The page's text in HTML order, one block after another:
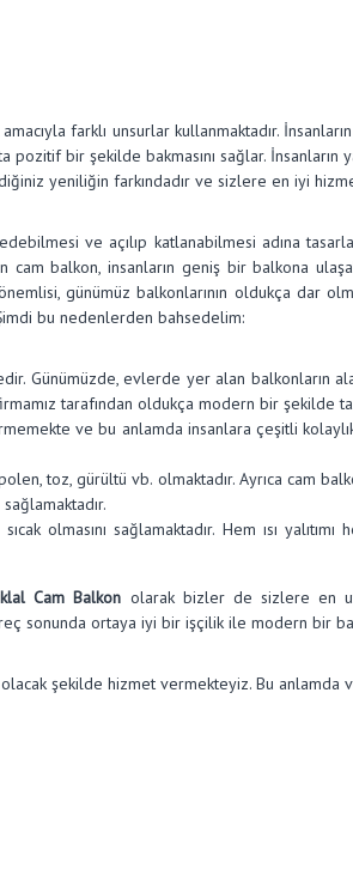
farklı unsurlar kullanmaktadır.
bir şekilde bakmasını sağlar. İnsanların
yeniliğin farkındadır ve sizlere en iyi
ve açılıp katlanabilmesi adına
cam balkon, insanların geniş bir balkona
günümüz balkonlarının oldukça dar
bu nedenlerden bahsedelim:
Günümüzde, evlerde yer alan balkonların
tarafından oldukça modern bir şekilde
ve bu anlamda insanlara çeşitli
toz, gürültü vb. olmaktadır. Ayrıca cam
olmasını sağlamaktadır. Hem ısı
Cam Balkon olarak bizler de sizlere en
sonunda ortaya iyi bir işçilik ile modern bir
şekilde hizmet vermekteyiz. Bu anlamda